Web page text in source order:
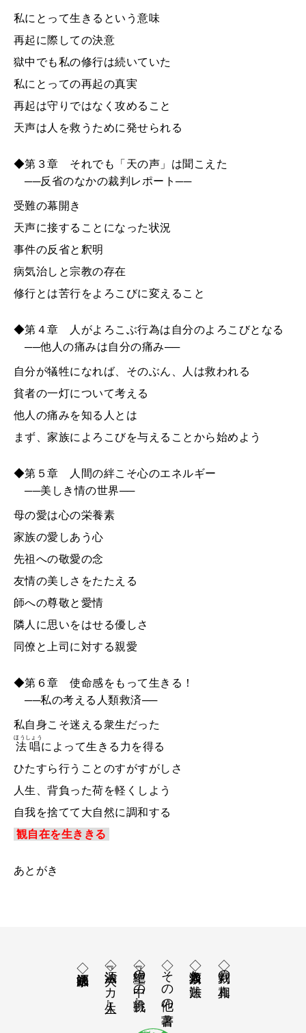
私にとって生きるという意味
再起に際しての決意
獄中でも私の修行は続いていた
私にとっての再起の真実
再起は守りではなく攻めること
天声は人を救うために発せられる
◆第３章 それでも「天の声」は聞こえた
──反省のなかの裁判レポート──
受難の幕開き
天声に接することになった状況
事件の反省と釈明
病気治しと宗教の存在
修行とは苦行をよろこびに変えること
◆第４章 人がよろこぶ行為は自分のよろこびとなる
──他人の痛みは自分の痛み──
自分が犠牲になれば、そのぶん、人は救われる
貧者の一灯について考える
他人の痛みを知る人とは
まず、家族によろこびを与えることから始めよう
◆第５章 人間の絆こそ心のエネルギー
──美しき情の世界──
母の愛は心の栄養素
家族の愛しあう心
先祖への敬愛の念
友情の美しさをたたえる
師への尊敬と愛情
隣人に思いをはせる優しさ
同僚と上司に対する親愛
◆第６章 使命感をもって生きる！
──私の考える人類救済──
私自身こそ迷える衆生だった
法唱
ほうしょう
によって生きる力を得る
ひたすら行うことのすがすがしさ
人生、背負った荷を軽くしよう
自我を捨てて大自然に調和する
観自在を生ききる
あとがき
◇『法源 大バカ人生』 ◇『絶望の中の挑戦』 ◇その他の著書 ◇人類救済と法難 ◇裁判の真相